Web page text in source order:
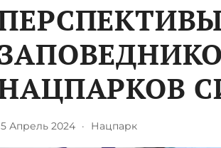
Апрель 2024 · Нацпарк